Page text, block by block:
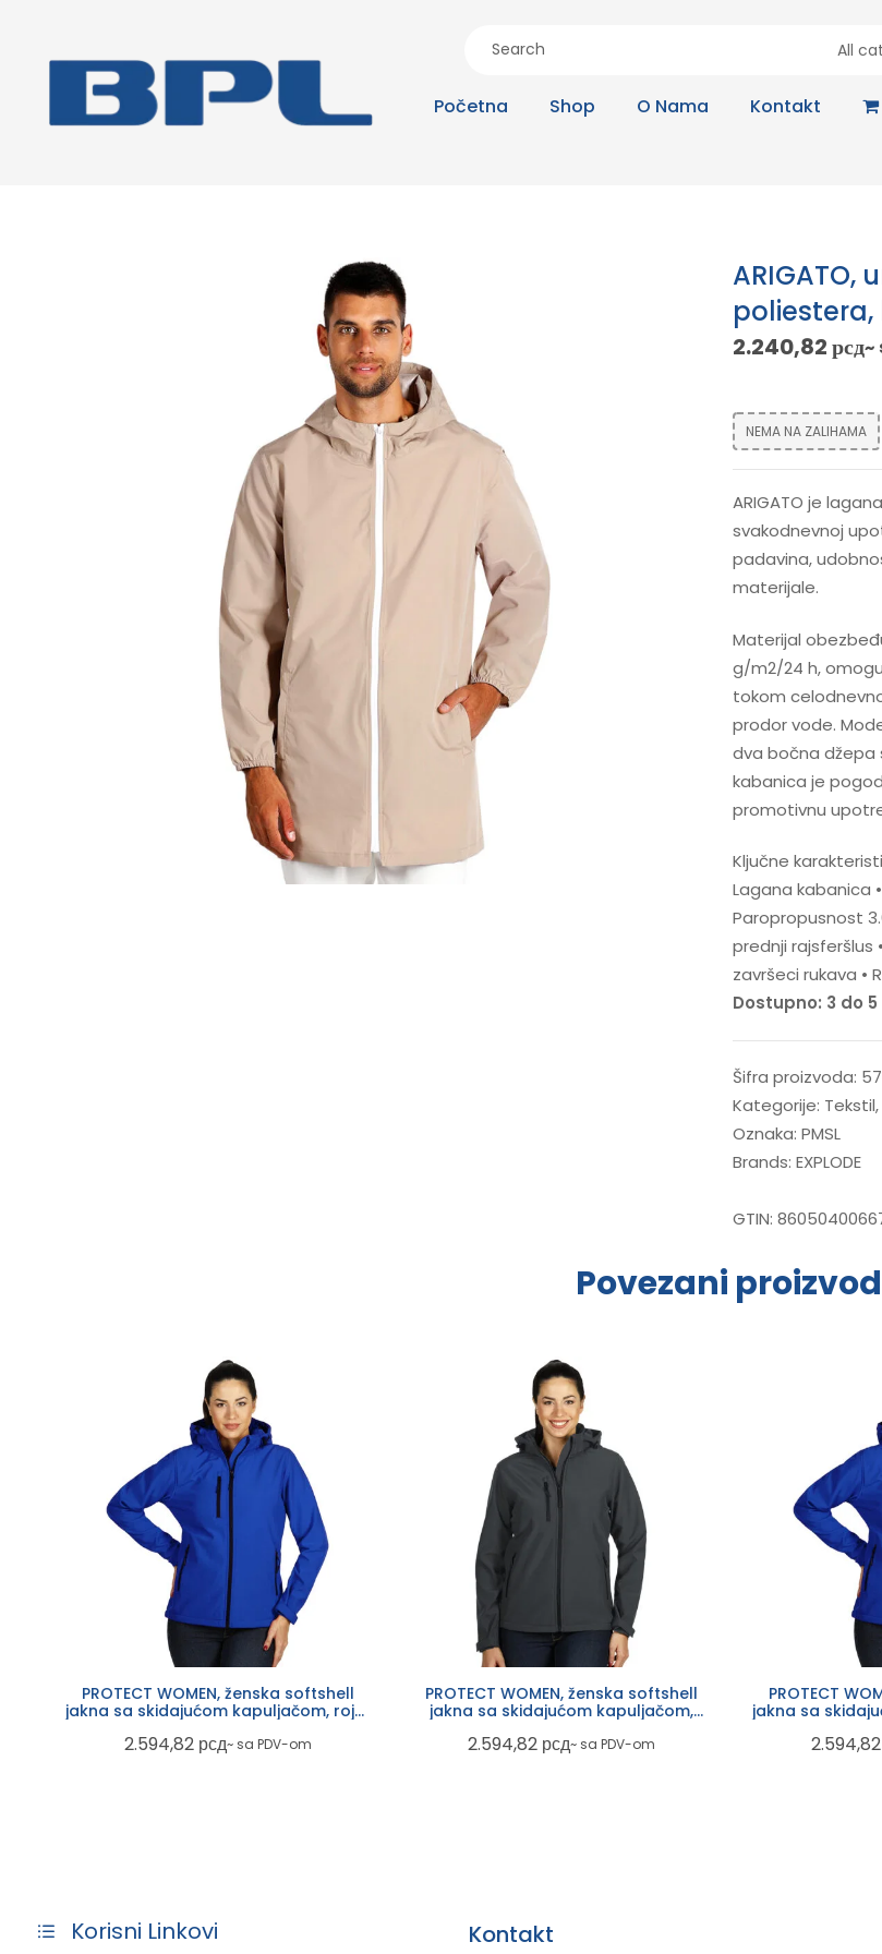
All
Početna Shop O Nama Kontakt
ARIGATO,
poliestera,
2.240,82рсд~
NEMA NA ZALIHAMA
ARIGATO je
svakodnevnoj
padavina,
materijale.
Materijal
g/m2/24 h,
tokom
prodor vode.
dva bočna džepa
kabanica je
promotivnu
Ključne
Lagana kabanica
Paropropusnost
prednji rajsferšlus
završeci rukava •
Dostupno: 3 do
Šifra proizvoda:
Kategorije: Tekstil,
Oznaka: PMSL
Brands: EXPLODE
GTIN:
Povezani
PROTECT WOMEN, ženska softshell
jakna sa skidajućom kapuljačom, rojal
2.594,82 рсд~ sa PDV-om
PROTECT WOMEN, ženska softshell
jakna sa skidajućom kapuljačom,
2.594,82 рсд~ sa PDV-om
PROTECT
jakna sa
2.594,82
Korisni Linkovi Kontakt